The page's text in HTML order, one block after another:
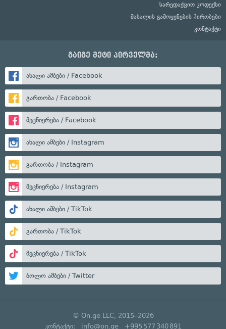
სარედაქციო კოდექსი
მასალის გამოყენების პირობები
კონტაქტი
გაიგე მეტი პირველმა:
ახალი ამბები / Facebook
გართობა / Facebook
მეცნიერება / Facebook
ახალი ამბები / Instagram
გართობა / Instagram
მეცნიერება / Instagram
ახალი ამბები / TikTok
გართობა / TikTok
მეცნიერება / TikTok
ბოლო ამბები / Twitter
© On.ge LLC, 2015–2026
კონტაქტი: info@on.ge +995 577 340 891